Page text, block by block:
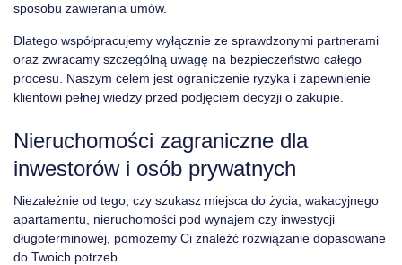
sposobu zawierania umów.
Dlatego współpracujemy wyłącznie ze sprawdzonymi partnerami
oraz zwracamy szczególną uwagę na bezpieczeństwo całego
procesu. Naszym celem jest ograniczenie ryzyka i zapewnienie
klientowi pełnej wiedzy przed podjęciem decyzji o zakupie.
Nieruchomości zagraniczne dla
inwestorów i osób prywatnych
Niezależnie od tego, czy szukasz miejsca do życia, wakacyjnego
apartamentu, nieruchomości pod wynajem czy inwestycji
długoterminowej, pomożemy Ci znaleźć rozwiązanie dopasowane
do Twoich potrzeb.